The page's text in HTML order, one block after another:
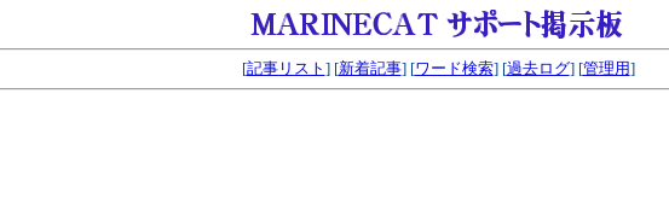
[記事リスト ] [新着記事] [ワード検索] [過去ログ] [管理用]